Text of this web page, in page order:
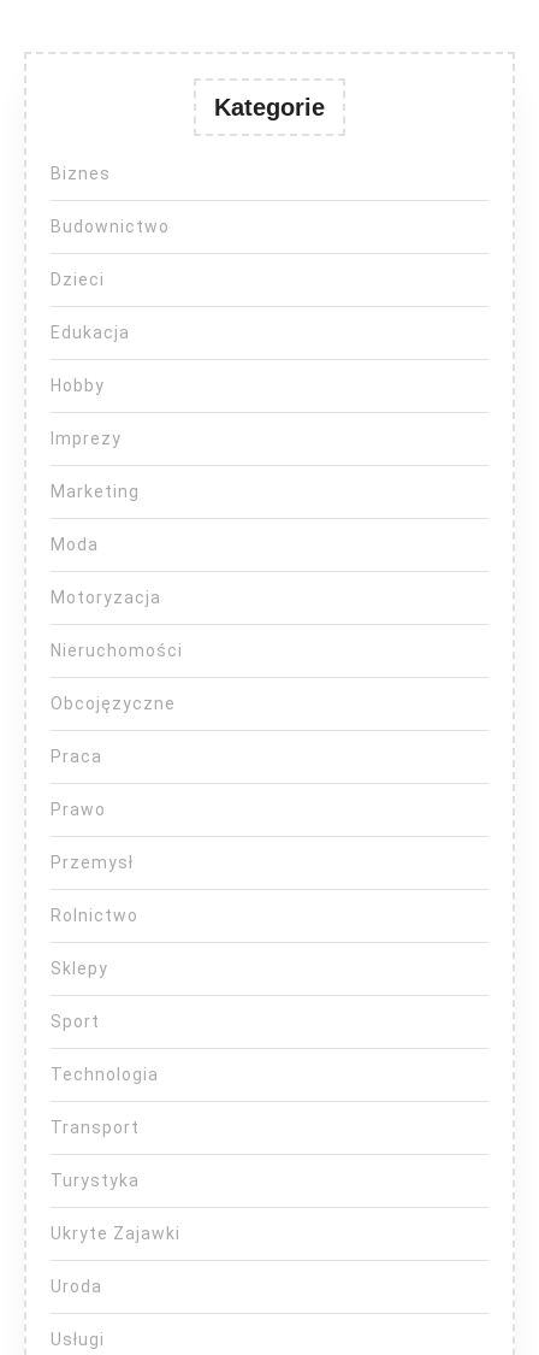
Kategorie
Biznes
Budownictwo
Dzieci
Edukacja
Hobby
Imprezy
Marketing
Moda
Motoryzacja
Nieruchomości
Obcojęzyczne
Praca
Prawo
Przemysł
Rolnictwo
Sklepy
Sport
Technologia
Transport
Turystyka
Ukryte Zajawki
Uroda
Usługi